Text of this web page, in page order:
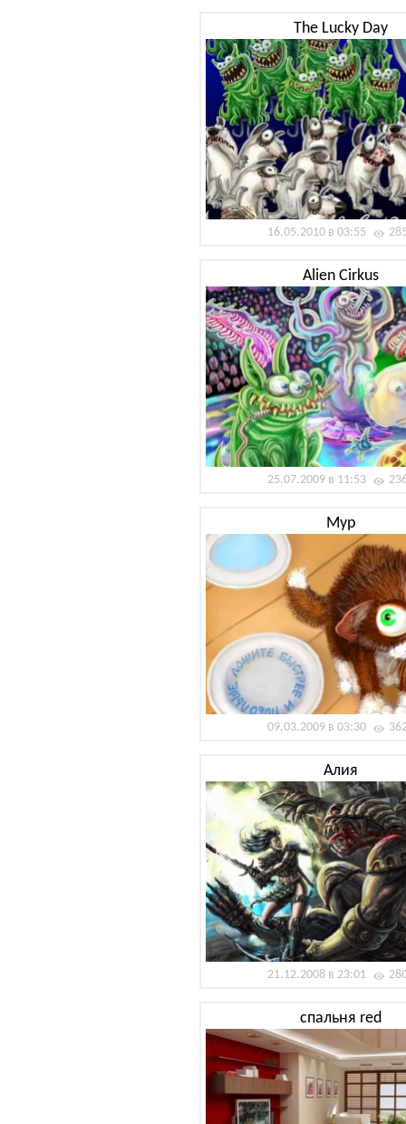
The Lucky Day
16.05.2010 в 03:55
Alien Cirkus
25.07.2009 в 11:53
Мур
09.03.2009 в 03:30
Aлия
21.12.2008 в 23:01
спальня red